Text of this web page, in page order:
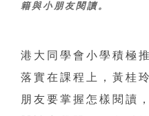
籍與小朋友閱讀。
港大同學會小學積極
落實在課程上，黃桂
朋友要掌握怎樣閱讀